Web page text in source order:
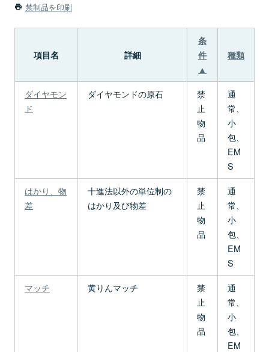
禁制品を印刷
項目名 詳細
条
件
▲
種類
ダイヤモン
ド
ダイヤモンドの原石
禁
止
物
品
通
常、
小
包、
EM
S
はかり、物
差
十進法以外の単位制の
はかり及び物差
禁
止
物
品
通
常、
小
包、
EM
S
マッチ
黄りんマッチ
禁
止
物
品
通
常、
小
包、
EM